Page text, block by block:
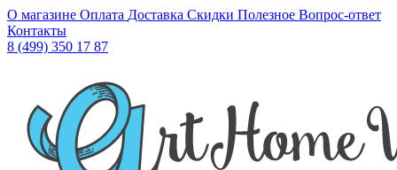
О магазине Оплата Доставка Скидки Полезное Вопрос-ответ
Контакты
8 (499) 350 17 87